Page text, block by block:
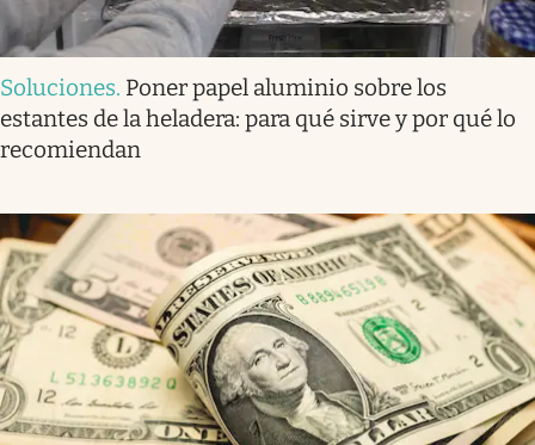
Soluciones. Poner papel aluminio sobre los
estantes de la heladera: para qué sirve y por qué lo
recomiendan